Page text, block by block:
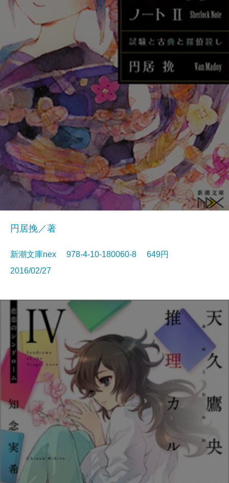
円居挽／著
新潮文庫nex 978-4-10-180060-8 649円
2016/02/27